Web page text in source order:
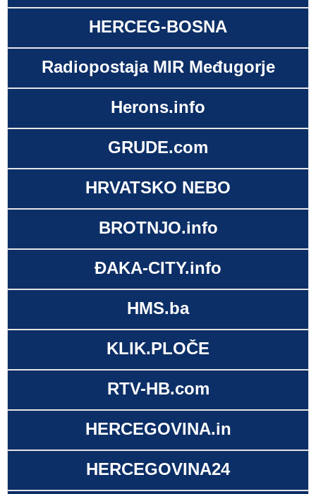
HERCEG-BOSNA
Radiopostaja MIR Međugorje
Herons.info
GRUDE.com
HRVATSKO NEBO
BROTNJO.info
ĐAKA-CITY.info
HMS.ba
KLIK.PLOČE
RTV-HB.com
HERCEGOVINA.in
HERCEGOVINA24